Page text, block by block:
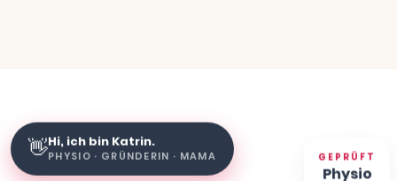
👋Hi, ich bin Katrin.
PHYSIO · GRÜNDERIN · MAMA GEPRÜFT
Physio